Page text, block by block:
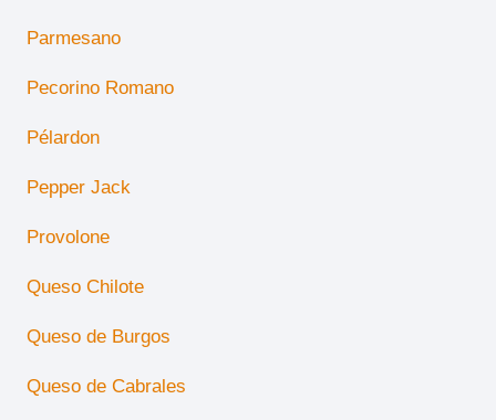
Parmesano
Pecorino Romano
Pélardon
Pepper Jack
Provolone
Queso Chilote
Queso de Burgos
Queso de Cabrales